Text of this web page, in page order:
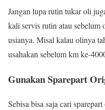
Jangan lupa rutin tukar oli
kali servis rutin atau sebelum
usianya. Misal kalau olinya
usahakan sebelum km ke-
Gunakan Sparepart
Sebisa bisa saja cari